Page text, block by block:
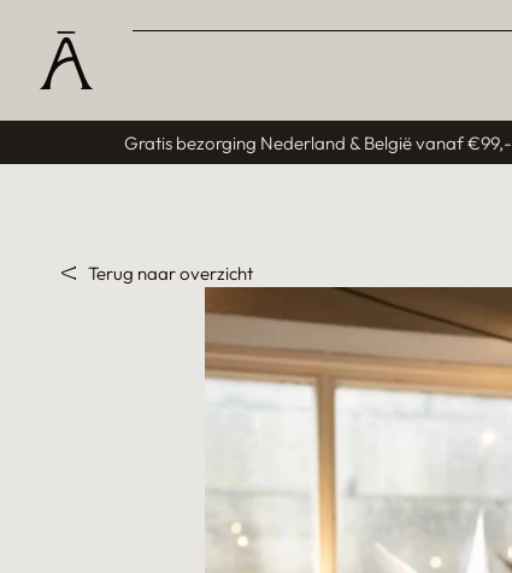
Gratis bezorging Nederland & België vanaf €99,-
Terug naar overzicht